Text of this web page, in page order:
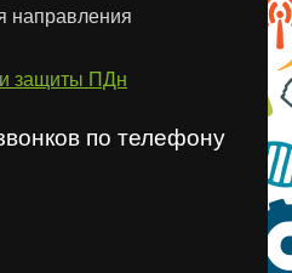
направления
защиты ПДн
по телефону